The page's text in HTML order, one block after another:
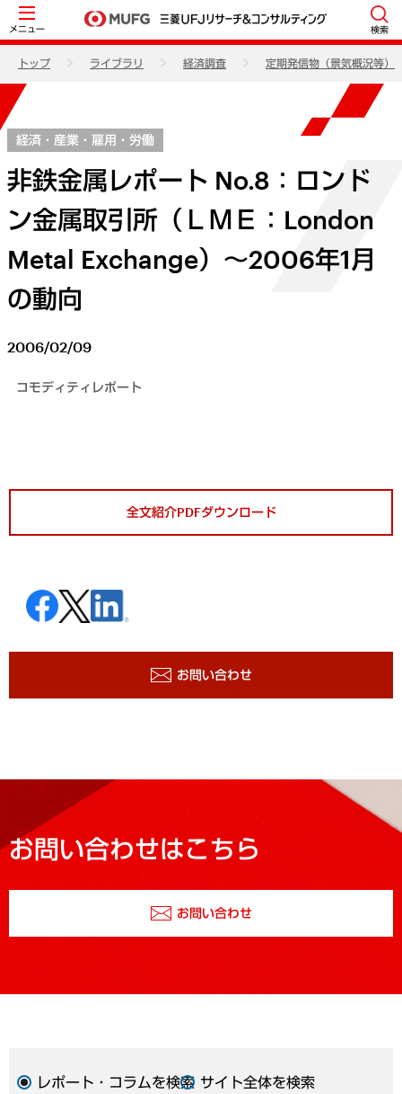
メニュー 検索
トップ ライブラリ 経済調査 定期発信物（景気概況等）
経済・産業・雇用・労働
非鉄金属レポート No.8：ロンド
ン金属取引所（ＬＭＥ：London
Metal Exchange）～2006年1月
の動向
2006/02/09
コモディティレポート
全文紹介PDFダウンロード
お問い合わせ
お問い合わせはこちら
お問い合わせ
レポート・コラムを検索 サイト全体を検索